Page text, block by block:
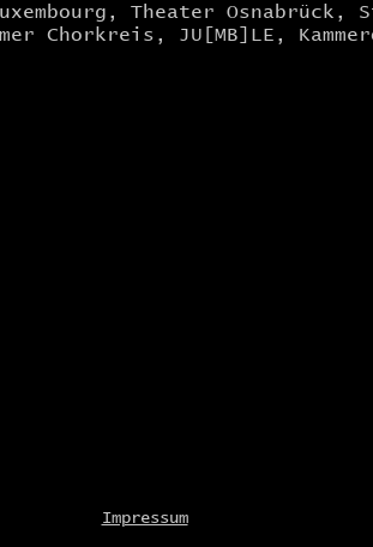
Theater Osnabrück,
Chorkreis, JU[MB]LE,
Impressum